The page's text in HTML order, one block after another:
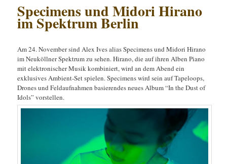
Specimens und Midori Hirano
im Spektrum Berlin
Am 24. November sind Alex Ives alias Specimens und Midori Hirano
im Neuköllner Spektrum zu sehen. Hirano, die auf ihren Alben Piano
mit elektronischer Musik kombiniert, wird an dem Abend ein
exklusives Ambient-Set spielen. Specimens wird sein auf Tapeloops,
Drones und Feldaufnahmen basierendes neues Album “In the Dust of
Idols” vorstellen.